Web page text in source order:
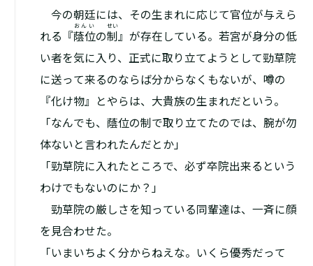
今の朝廷には、その生まれに応じて官位が与えら
れる『蔭位
おんい
の制
せい
』が存在している。若宮が身分の低
い者を気に入り、正式に取り立てようとして勁草院
に送って来るのならば分からなくもないが、噂の
『化け物』とやらは、大貴族の生まれだという。
「なんでも、蔭位の制で取り立てたのでは、腕が勿
体ないと言われたんだとか」
「勁草院に入れたところで、必ず卒院出来るという
わけでもないのにか？」
勁草院の厳しさを知っている同輩達は、一斉に顔
を見合わせた。
「いまいちよく分からねえな。いくら優秀だって